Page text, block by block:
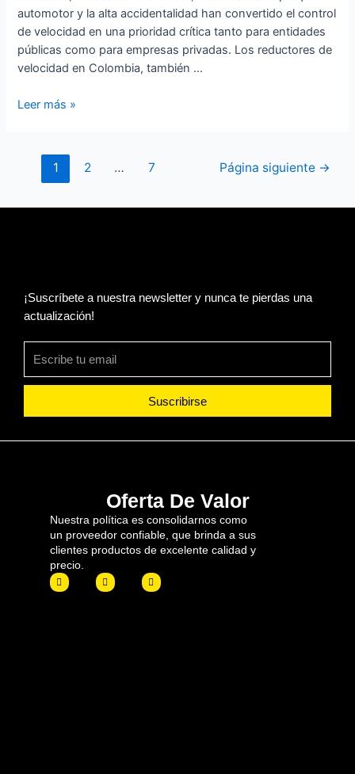
automotor y la alta accidentalidad han convertido el control
de velocidad en una prioridad crítica tanto para entidades
públicas como para empresas privadas. Los reductores de
velocidad en Colombia, también …
tráfico
(Guía
SEO
2026)
Leer más »
1 2 … 7 Página siguiente →
¡Suscríbete a nuestra newsletter y nunca te pierdas una
actualización!
Suscribirse
Oferta De Valor
Nuestra política es consolidarnos como
un proveedor confiable, que brinda a sus
clientes productos de excelente calidad y
precio.
F
a
c
I
n
s
L
i
n